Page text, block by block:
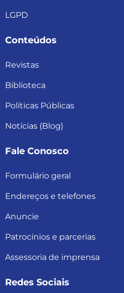
LGPD
Conteúdos
Revistas
Biblioteca
Políticas Públicas
Notícias (Blog)
Fale Conosco
Formulário geral
Endereços e telefones
Anuncie
Patrocínios e parcerias
Assessoria de imprensa
Redes Sociais